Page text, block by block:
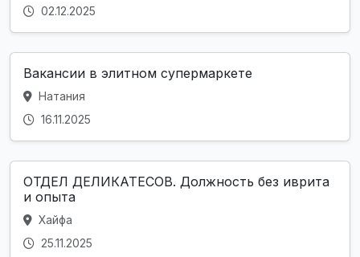
02.12.2025
Вакансии в элитном супермаркете
Натания
16.11.2025
ОТДЕЛ ДЕЛИКАТЕСОВ. Должность без иврита
и опыта
Хайфа
25.11.2025